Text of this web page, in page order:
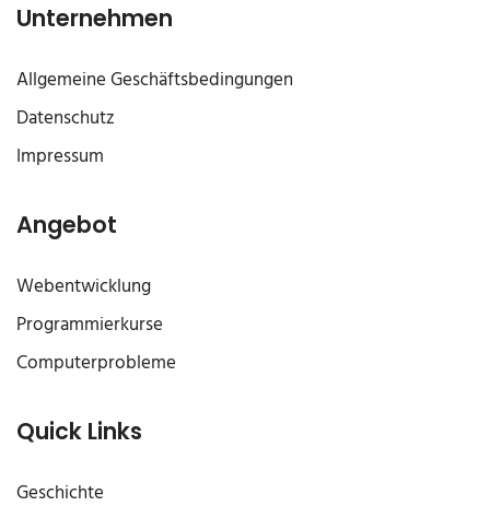
Unternehmen
Allgemeine Geschäftsbedingungen
Datenschutz
Impressum
Angebot
Webentwicklung
Programmierkurse
Computerprobleme
Quick Links
Geschichte